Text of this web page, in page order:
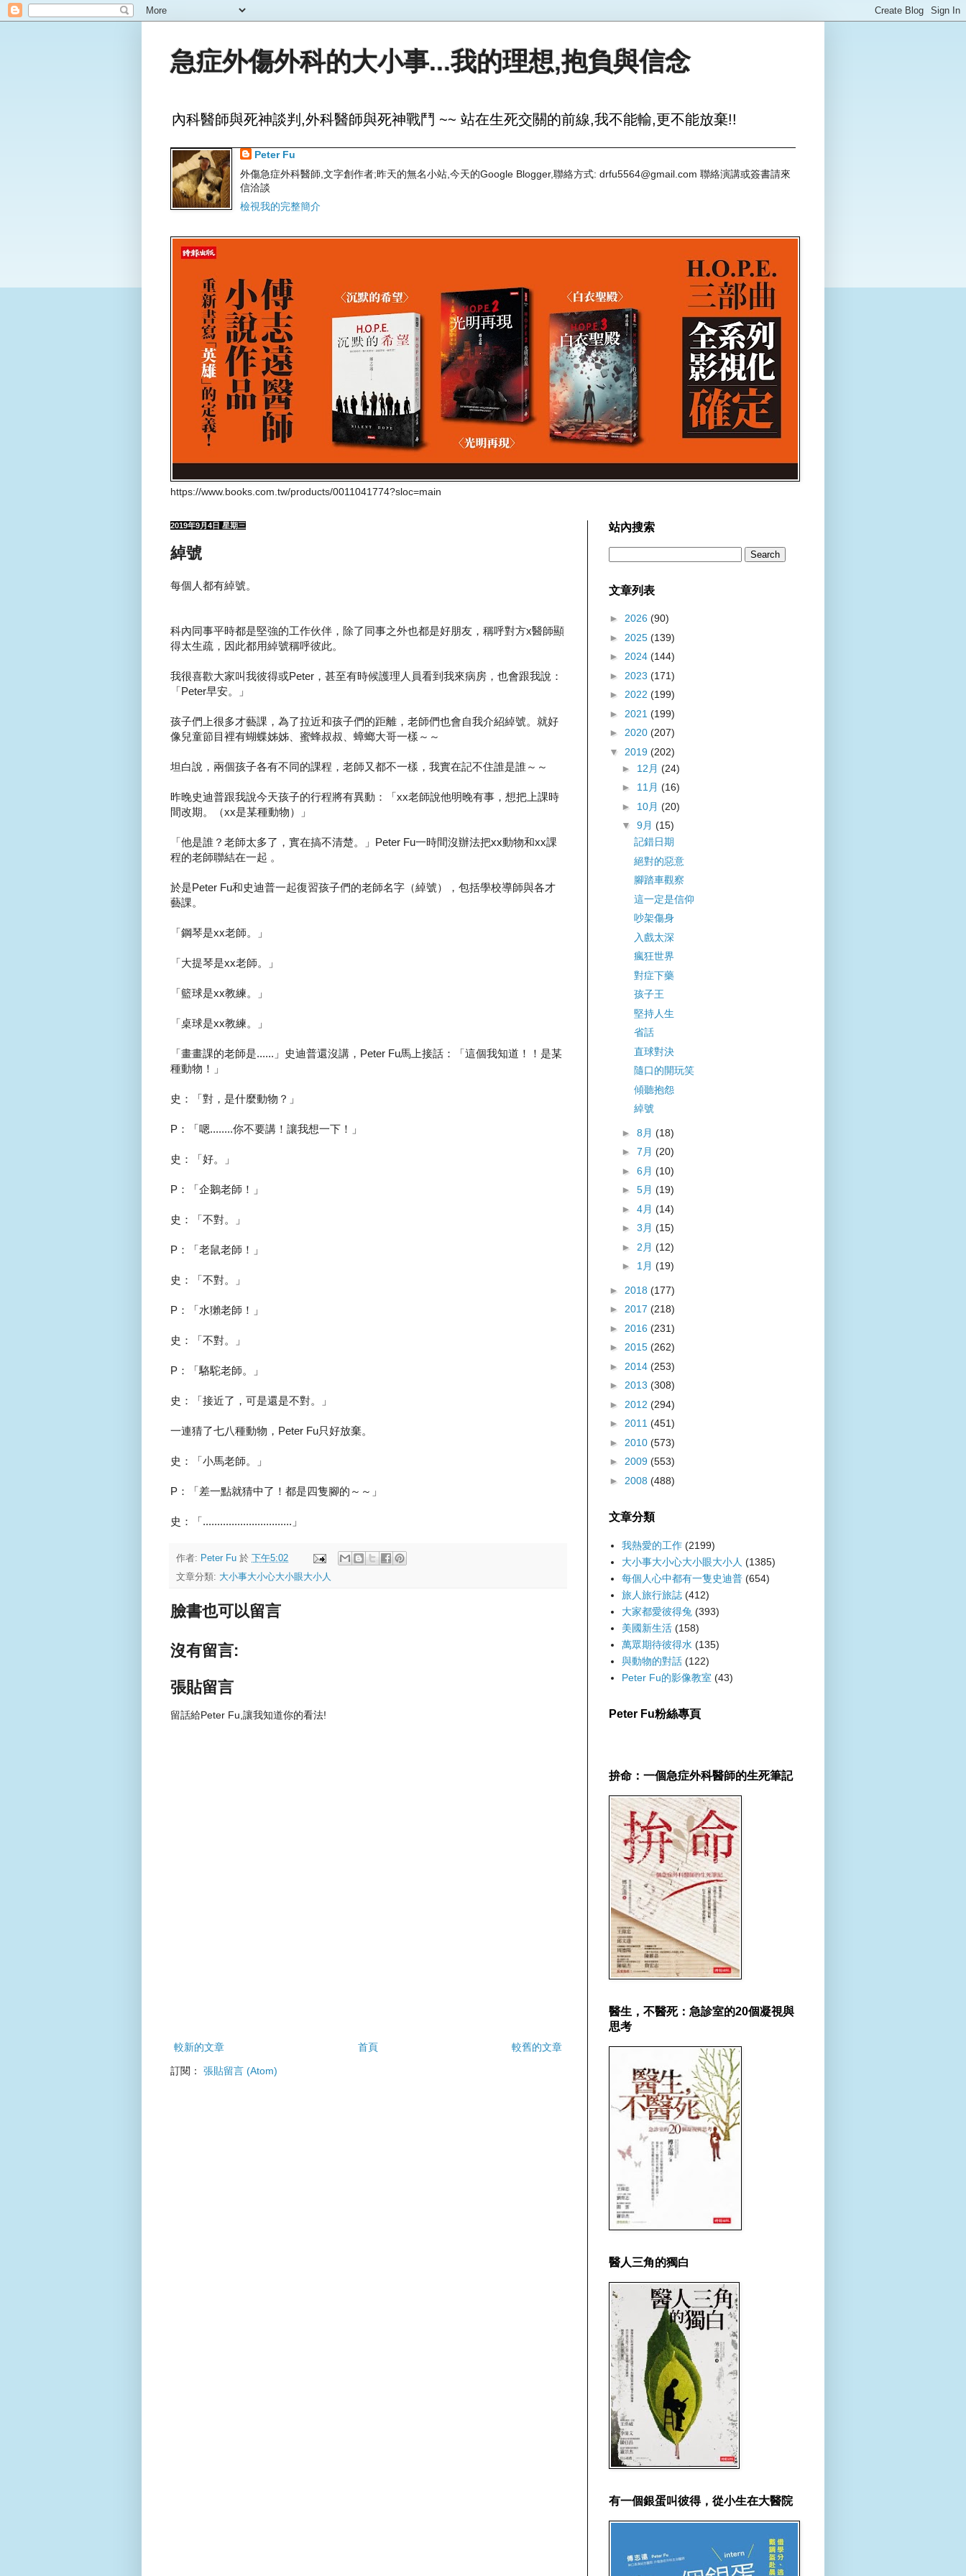
急症外傷外科的大小事...我的理想,抱負與信念
內科醫師與死神談判,外科醫師與死神戰鬥 ~~ 站在生死交關的前線,我不能輸,更不能放棄!!
Peter Fu
外傷急症外科醫師,文字創作者;昨天的無名小站,今天的Google Blogger,聯絡方式: drfu5564@gmail.com 聯絡演講或簽書請來
信洽談
檢視我的完整簡介
https://www.books.com.tw/products/0011041774?sloc=main
2019年9月4日 星期三
綽號
每個人都有綽號。
科內同事平時都是堅強的工作伙伴，除了同事之外也都是好朋友，稱呼對方x醫師顯
得太生疏，因此都用綽號稱呼彼此。
我很喜歡大家叫我彼得或Peter，甚至有時候護理人員看到我來病房，也會跟我說：
「Peter早安。」
孩子們上很多才藝課，為了拉近和孩子們的距離，老師們也會自我介紹綽號。就好
像兒童節目裡有蝴蝶姊姊、蜜蜂叔叔、蟑螂大哥一樣～～
坦白說，兩個孩子各有不同的課程，老師又都不一樣，我實在記不住誰是誰～～
昨晚史迪普跟我說今天孩子的行程將有異動：「xx老師說他明晚有事，想把上課時
間改期。（xx是某種動物）」
「他是誰？老師太多了，實在搞不清楚。」Peter Fu一時間沒辦法把xx動物和xx課
程的老師聯結在一起 。
於是Peter Fu和史迪普一起復習孩子們的老師名字（綽號），包括學校導師與各才
藝課。
「鋼琴是xx老師。」
「大提琴是xx老師。」
「籃球是xx教練。」
「桌球是xx教練。」
「畫畫課的老師是......」史迪普還沒講，Peter Fu馬上接話：「這個我知道！！是某
種動物！」
史：「對，是什麼動物？」
P：「嗯........你不要講！讓我想一下！」
史：「好。」
P：「企鵝老師！」
史：「不對。」
P：「老鼠老師！」
史：「不對。」
P：「水獺老師！」
史：「不對。」
P：「駱駝老師。」
史：「接近了，可是還是不對。」
一連猜了七八種動物，Peter Fu只好放棄。
史：「小馬老師。」
P：「差一點就猜中了！都是四隻腳的～～」
史：「...............................」
作者: Peter Fu 於 下午5:02
文章分類: 大小事大小心大小眼大小人
臉書也可以留言
沒有留言:
張貼留言
留話給Peter Fu,讓我知道你的看法!
較新的文章 較舊的文章
首頁
訂閱： 張貼留言 (Atom)
站內搜索
文章列表
► 2026 (90)
► 2025 (139)
► 2024 (144)
► 2023 (171)
► 2022 (199)
► 2021 (199)
► 2020 (207)
▼ 2019 (202)
► 12月 (24)
► 11月 (16)
► 10月 (20)
▼ 9月 (15)
記錯日期
絕對的惡意
腳踏車觀察
這一定是信仰
吵架傷身
入戲太深
瘋狂世界
對症下藥
孩子王
堅持人生
省話
直球對決
隨口的開玩笑
傾聽抱怨
綽號
► 8月 (18)
► 7月 (20)
► 6月 (10)
► 5月 (19)
► 4月 (14)
► 3月 (15)
► 2月 (12)
► 1月 (19)
► 2018 (177)
► 2017 (218)
► 2016 (231)
► 2015 (262)
► 2014 (253)
► 2013 (308)
► 2012 (294)
► 2011 (451)
► 2010 (573)
► 2009 (553)
► 2008 (488)
文章分類
我熱愛的工作 (2199)
大小事大小心大小眼大小人 (1385)
每個人心中都有一隻史迪普 (654)
旅人旅行旅誌 (412)
大家都愛彼得兔 (393)
美國新生活 (158)
萬眾期待彼得水 (135)
與動物的對話 (122)
Peter Fu的影像教室 (43)
Peter Fu粉絲專頁
拚命：一個急症外科醫師的生死筆記
醫生，不醫死：急診室的20個凝視與
思考
醫人三角的獨白
有一個銀蛋叫彼得，從小生在大醫院